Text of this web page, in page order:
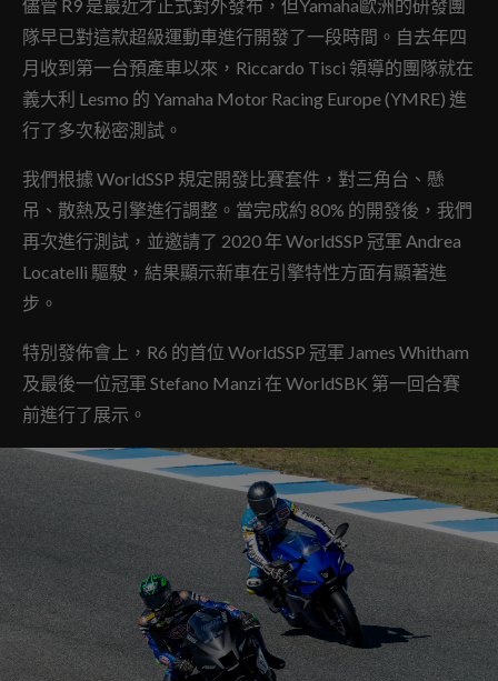
儘管 R9 是最近才正式對外發布，但Yamaha歐洲的研發團
隊早已對這款超級運動車進行開發了一段時間。自去年四
月收到第一台預產車以來，Riccardo Tisci 領導的團隊就在
義大利 Lesmo 的 Yamaha Motor Racing Europe (YMRE) 進
行了多次秘密測試。
我們根據 WorldSSP 規定開發比賽套件，對三角台、懸
吊、散熱及引擎進行調整。當完成約 80% 的開發後，我們
再次進行測試，並邀請了 2020 年 WorldSSP 冠軍 Andrea
Locatelli 驅駛，結果顯示新車在引擎特性方面有顯著進
步。
特別發佈會上，R6 的首位 WorldSSP 冠軍 James Whitham
及最後一位冠軍 Stefano Manzi 在 WorldSBK 第一回合賽
前進行了展示。